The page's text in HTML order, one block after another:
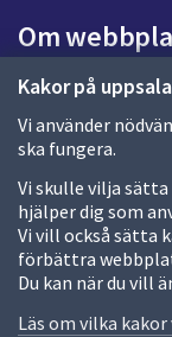
Kakor på
Vi använder
ska fungera.
Vi skulle vilja
hjälper dig som
Vi vill också sätta
förbättra
Du kan när du vill
Läs om vilka
d
a
Om
Om webbplatsen
Allmänna
Behandling av
Kakor
Språk (other